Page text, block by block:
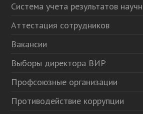
Система учета результатов
Аттестация сотрудников
Вакансии
Выборы директора ВИР
Профсоюзные организации
Противодействие коррупции